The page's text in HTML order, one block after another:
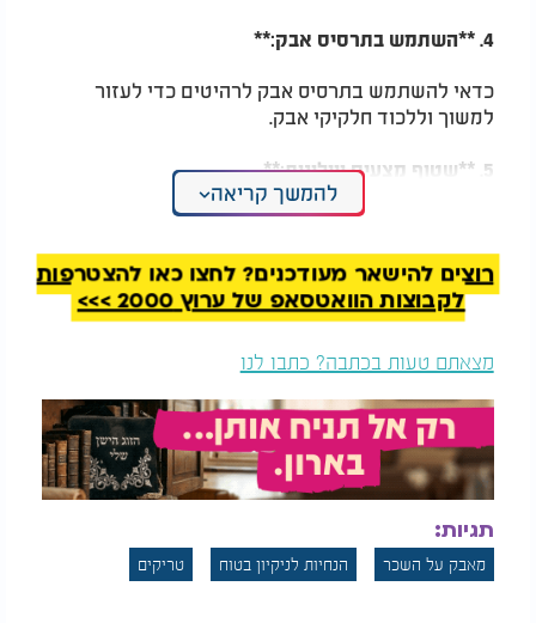
4. **השתמש בתרסיס אבק:**
כדאי להשתמש בתרסיס אבק לרהיטים כדי לעזור
למשוך וללכוד חלקיקי אבק.
5. **שטוף מצעים ווילונות:**
המלצות נוספות
ויהי חושך: ערפל כבד
באיטליה - צפו
בלתי נתפס: כך נגנב
הלמבורגיני מהחניון
בראשון לציון
בבית שלכם. שטפו את הפריטים הללו באופן קבוע כדי
לעזור להפחית את רמות האבק בביתכם.
להמשך קריאה
רוצים להישאר מעודכנים? לחצו כאן להצטרפות
לקבוצות הוואטסאפ של ערוץ 2000 >>>
מצאתם טעות בכתבה? כתבו לנו
תגיות:
מאבק על השכר הנחיות לניקיון בטוח טריקים